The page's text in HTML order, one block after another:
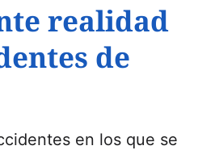
realidad
de
en los que se